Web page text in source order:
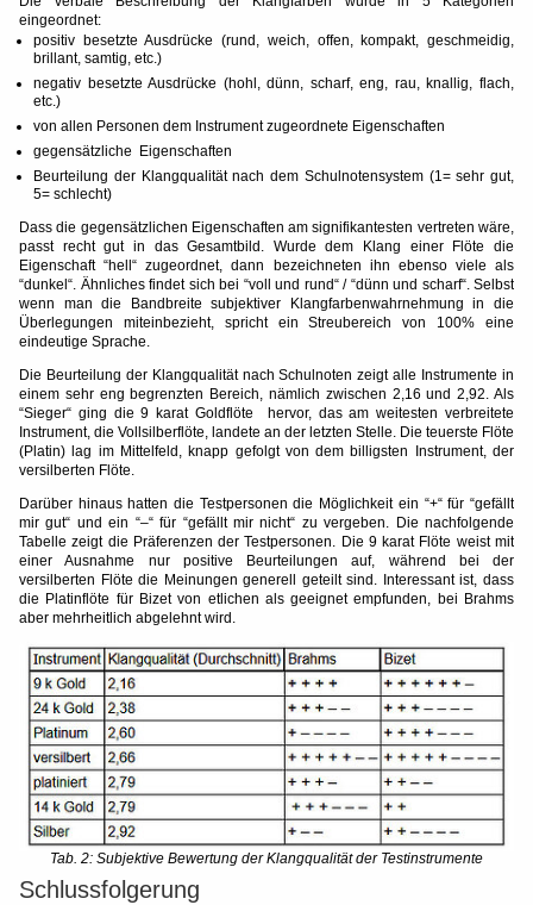
eingeordnet:
positiv besetzte Ausdrücke (rund, weich, offen, kompakt, geschmeidig,
brillant, samtig, etc.)
negativ besetzte Ausdrücke (hohl, dünn, scharf, eng, rau, knallig, flach,
etc.)
von allen Personen dem Instrument zugeordnete Eigenschaften
gegensätzliche Eigenschaften
Beurteilung der Klangqualität nach dem Schulnotensystem (1= sehr gut,
5= schlecht)
Dass die gegensätzlichen Eigenschaften am signifikantesten vertreten wäre,
passt recht gut in das Gesamtbild. Wurde dem Klang einer Flöte die
Eigenschaft “hell“ zugeordnet, dann bezeichneten ihn ebenso viele als
“dunkel“. Ähnliches findet sich bei “voll und rund“ / “dünn und scharf“. Selbst
wenn man die Bandbreite subjektiver Klangfarbenwahrnehmung in die
Überlegungen miteinbezieht, spricht ein Streubereich von 100% eine
eindeutige Sprache.
Die Beurteilung der Klangqualität nach Schulnoten zeigt alle Instrumente in
einem sehr eng begrenzten Bereich, nämlich zwischen 2,16 und 2,92. Als
“Sieger“ ging die 9 karat Goldflöte hervor, das am weitesten verbreitete
Instrument, die Vollsilberflöte, landete an der letzten Stelle. Die teuerste Flöte
(Platin) lag im Mittelfeld, knapp gefolgt von dem billigsten Instrument, der
versilberten Flöte.
Darüber hinaus hatten die Testpersonen die Möglichkeit ein “+“ für “gefällt
mir gut“ und ein “–“ für “gefällt mir nicht“ zu vergeben. Die nachfolgende
Tabelle zeigt die Präferenzen der Testpersonen. Die 9 karat Flöte weist mit
einer Ausnahme nur positive Beurteilungen auf, während bei der
versilberten Flöte die Meinungen generell geteilt sind. Interessant ist, dass
die Platinflöte für Bizet von etlichen als geeignet empfunden, bei Brahms
aber mehrheitlich abgelehnt wird.
Tab. 2: Subjektive Bewertung der Klangqualität der Testinstrumente
Schlussfolgerung